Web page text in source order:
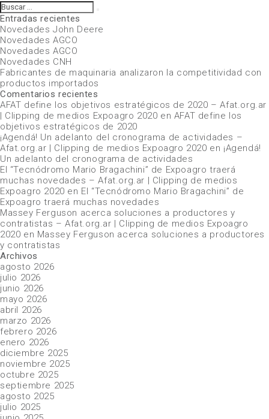
Buscar
por:
Entradas recientes
Novedades John Deere
Novedades AGCO
Novedades AGCO
Novedades CNH
Fabricantes de maquinaria analizaron la competitividad con
productos importados
Comentarios recientes
AFAT define los objetivos estratégicos de 2020 – Afat.org.ar
| Clipping de medios Expoagro 2020 en AFAT define los
objetivos estratégicos de 2020
¡Agendá! Un adelanto del cronograma de actividades –
Afat.org.ar | Clipping de medios Expoagro 2020 en ¡Agendá!
Un adelanto del cronograma de actividades
El “Tecnódromo Mario Bragachini” de Expoagro traerá
muchas novedades – Afat.org.ar | Clipping de medios
Expoagro 2020 en El “Tecnódromo Mario Bragachini” de
Expoagro traerá muchas novedades
Massey Ferguson acerca soluciones a productores y
contratistas – Afat.org.ar | Clipping de medios Expoagro
2020 en Massey Ferguson acerca soluciones a productores
y contratistas
Archivos
agosto 2026
julio 2026
junio 2026
mayo 2026
abril 2026
marzo 2026
febrero 2026
enero 2026
diciembre 2025
noviembre 2025
octubre 2025
septiembre 2025
agosto 2025
julio 2025